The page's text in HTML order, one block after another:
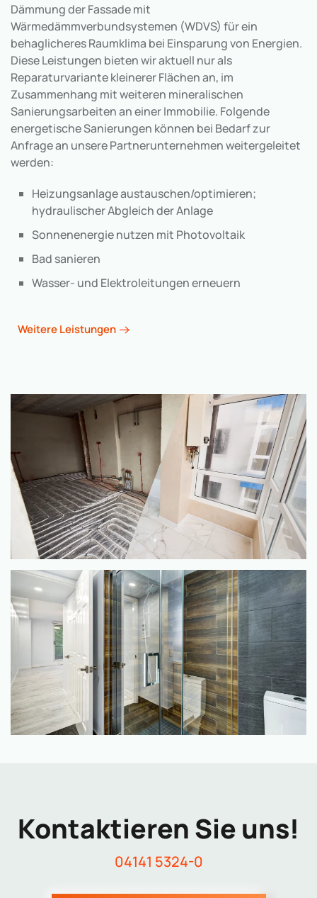
Dämmung der Fassade mit
Wärmedämmverbundsystemen (WDVS) für ein
behaglicheres Raumklima bei Einsparung von Energien.
Diese Leistungen bieten wir aktuell nur als
Reparaturvariante kleinerer Flächen an, im
Zusammenhang mit weiteren mineralischen
Sanierungsarbeiten an einer Immobilie. Folgende
energetische Sanierungen können bei Bedarf zur
Anfrage an unsere Partnerunternehmen weitergeleitet
werden:
Heizungsanlage austauschen/optimieren;
hydraulischer Abgleich der Anlage
Sonnenenergie nutzen mit Photovoltaik
Bad sanieren
Wasser- und Elektroleitungen erneuern
Weitere Leistungen
Kontaktieren Sie uns!
04141 5324-0